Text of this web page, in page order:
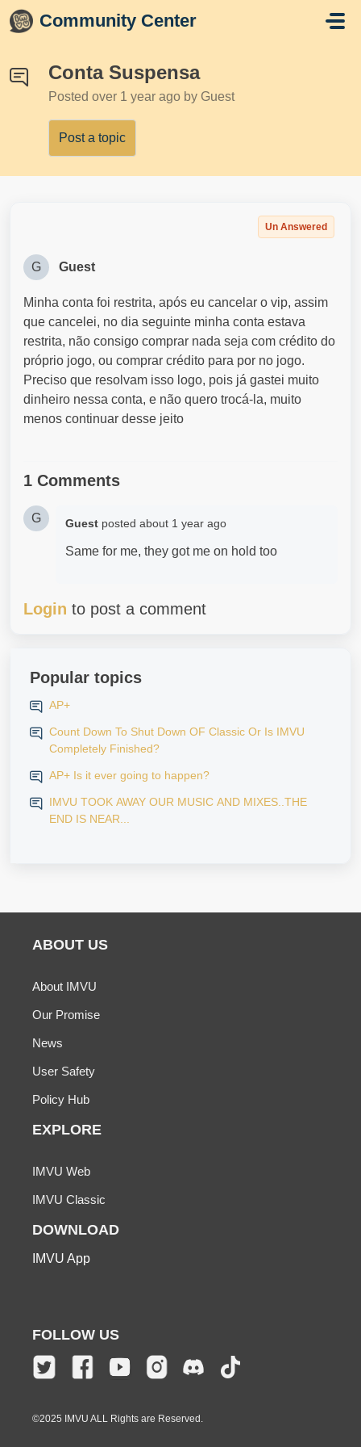
Skip to main content
Community Center
Conta Suspensa
Posted over 1 year ago by Guest
Post a topic
Un Answered
G Guest
Minha conta foi restrita, após eu cancelar o vip, assim
que cancelei, no dia seguinte minha conta estava
restrita, não consigo comprar nada seja com crédito do
próprio jogo, ou comprar crédito para por no jogo.
Preciso que resolvam isso logo, pois já gastei muito
dinheiro nessa conta, e não quero trocá-la, muito
menos continuar desse jeito
1 Comments
G Guest posted about 1 year ago
Same for me, they got me on hold too
Login to post a comment
Popular topics
AP+
Count Down To Shut Down OF Classic Or Is IMVU
Completely Finished?
AP+ Is it ever going to happen?
IMVU TOOK AWAY OUR MUSIC AND MIXES..THE
END IS NEAR...
ABOUT US
About IMVU
Our Promise
News
User Safety
Policy Hub
EXPLORE
IMVU Web
IMVU Classic
DOWNLOAD
IMVU App
FOLLOW US
©2025 IMVU ALL Rights are Reserved.